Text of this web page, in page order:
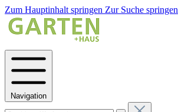
Zum Hauptinhalt springen Zur Suche springen
Navigation